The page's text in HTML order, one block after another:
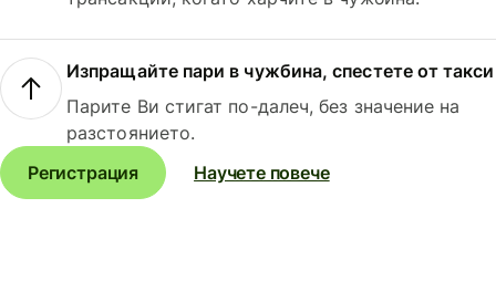
Изпращайте пари в чужбина, спестете от такси
Парите Ви стигат по-далеч, без значение на
разстоянието.
Регистрация
Научете повече